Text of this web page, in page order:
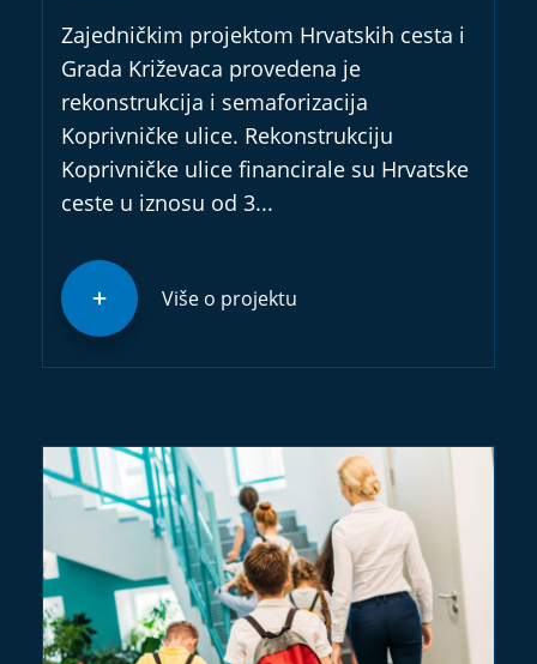
Zajedničkim projektom Hrvatskih cesta i
Grada Križevaca provedena je
rekonstrukcija i semaforizacija
Koprivničke ulice. Rekonstrukciju
Koprivničke ulice financirale su Hrvatske
ceste u iznosu od 3...
Više o projektu